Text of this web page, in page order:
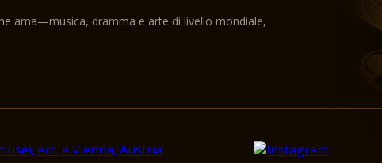
ama—musica, dramma e arte di livello mondiale,